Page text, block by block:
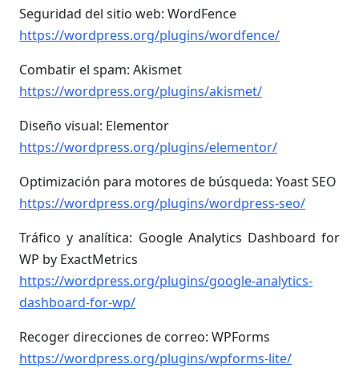
Seguridad del sitio web: WordFence
https://wordpress.org/plugins/wordfence/
Combatir el spam: Akismet
https://wordpress.org/plugins/akismet/
Diseño visual: Elementor
https://wordpress.org/plugins/elementor/
Optimización para motores de búsqueda: Yoast SEO
https://wordpress.org/plugins/wordpress-seo/
Tráfico y analítica: Google Analytics Dashboard for
WP by ExactMetrics
https://wordpress.org/plugins/google-analytics-
dashboard-for-wp/
Recoger direcciones de correo: WPForms
https://wordpress.org/plugins/wpforms-lite/